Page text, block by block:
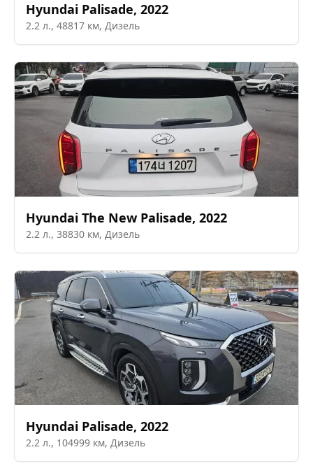
Hyundai Palisade, 2022
2.2 л., 48817 км, Дизель
Hyundai The New Palisade, 2022
2.2 л., 38830 км, Дизель
Hyundai Palisade, 2022
2.2 л., 104999 км, Дизель